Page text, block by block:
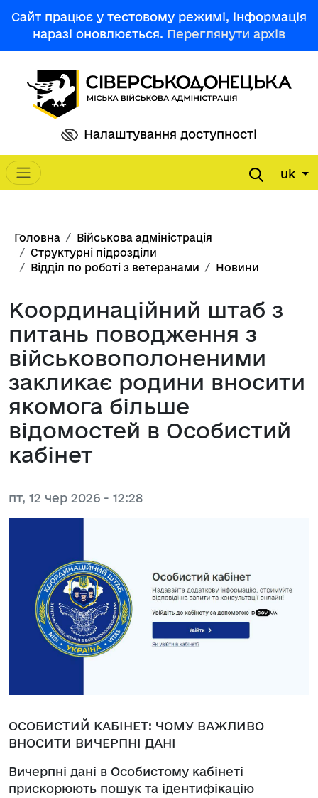
Сайт працює у тестовому режимі, інформація
наразі оновлюється. Переглянути архів
Налаштування доступності
Main navigation uk
Рядок навіґації
Головна
Військова адміністрація
Структурні підрозділи
Відділ по роботі з ветеранами
Новини
Координаційний штаб з
питань поводження з
військовополоненими
закликає родини вносити
якомога більше
відомостей в Особистий
кабінет
пт, 12 чер 2026 - 12:28
ОСОБИСТИЙ КАБІНЕТ: ЧОМУ ВАЖЛИВО
ВНОСИТИ ВИЧЕРПНІ ДАНІ
Вичерпні дані в Особистому кабінеті
прискорюють пошук та ідентифікацію